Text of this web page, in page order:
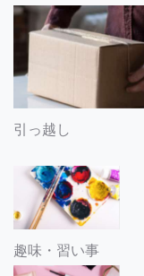
引っ越し
趣味・習い事